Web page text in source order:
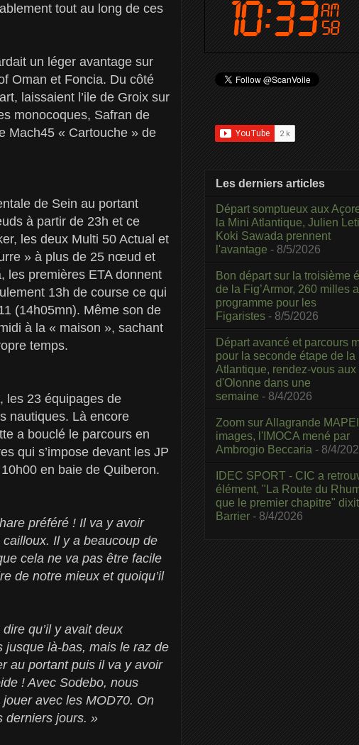
tout au long de ces
un léger avantage sur
Oman et Foncia. Du côté
laissaient l’ile de Groix sur
monocoques, Safran de
Mach45 « Cartouche » de
de Sein au portant
à partir de 23h et ce
les deux Multi 50 Actual et
» à plus de 25 nœud et
les premières ETA donnent
13h de course ce qui
(14h05mn). Même son de
à la « maison », sachant
temps.
les 23 équipages de
nautiques. Là encore
a bouclé le parcours en
qui s’impose devant les JP
en baie de Quiberon.
préféré ! Il va y avoir
Il y a beaucoup de
cela ne va pas être facile
de notre mieux et quoiqu’il
qu’il y avait deux
jusque là-bas, mais le raz de
au portant puis il va y avoir
! Avec Sodebo, nous
avec les MOD70. On
derniers jours. »
Les derniers articles
Départ somptueux aux
la Mini Atlantique, Julien
Koki Sawada prennent
l'avantage - 8/5/2026
Bon départ sur la troisième
de la Fig’Armor, 260 milles
programme pour les
Figaristes - 8/5/2026
Départ avancé et parcours
pour la seconde étape de la
Atlantique, rendez-vous
d'Olonne dans une
semaine - 8/4/2026
Zoom sur Allagrande
images, l'IMOCA mené par
Ambrogio Beccaria - 8/4/
IDEC SPORT - CIC a
élément, "La Route du
que le premier chapitre"
Barrier - 8/4/2026